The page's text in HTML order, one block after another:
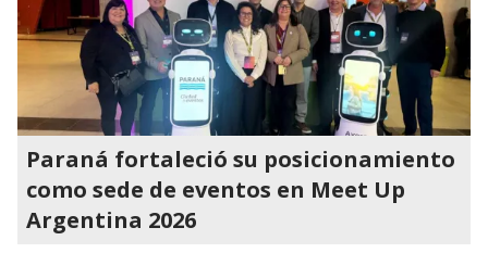
Paraná fortaleció su posicionamiento
como sede de eventos en Meet Up
Argentina 2026